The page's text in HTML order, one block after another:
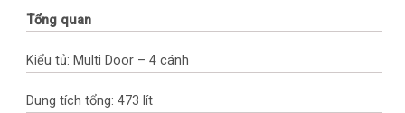
Tổng quan
Kiểu tủ: Multi Door – 4 cánh
Dung tích tổng: 473 lít